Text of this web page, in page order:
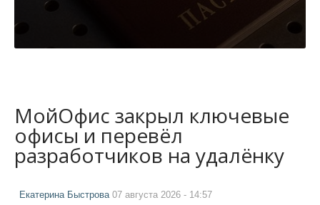
МойОфис закрыл ключевые
офисы и перевёл
разработчиков на удалёнку
Екатерина Быстрова 07 августа 2026 - 14:57